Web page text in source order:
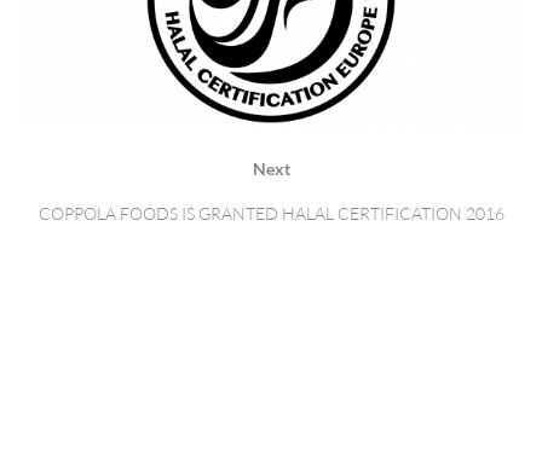
Next
COPPOLA FOODS IS GRANTED HALAL CERTIFICATION 2016